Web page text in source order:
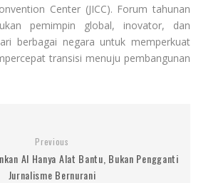
Center (JICC). Forum tahunan
pemimpin global, inovator, dan
berbagai negara untuk memperkuat
transisi menuju pembangunan
Previous
AI Hanya Alat Bantu, Bukan Pengganti
Jurnalisme Bernurani